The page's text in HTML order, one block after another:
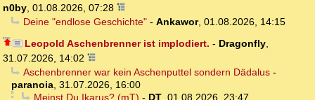
n0by, 01.08.2026, 07:28
Deine "endlose Geschichte"- Ankawor, 01.08.2026, 14:15
Leopold Aschenbrenner ist implodiert. - Dragonfly,
31.07.2026, 14:02
Aschenbrenner war kein Aschenputtel sondern Dädalus-
paranoia, 31.07.2026, 16:00
Meinst Du Ikarus? (mT) - DT, 01.08.2026, 23:47